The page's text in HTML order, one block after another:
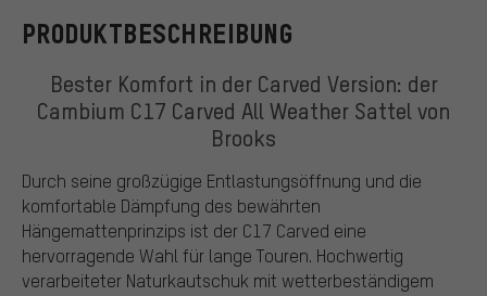
PRODUKTBESCHREIBUNG
Bester Komfort in der Carved Version: der
Cambium C17 Carved All Weather Sattel von
Brooks
Durch seine großzügige Entlastungsöffnung und die
komfortable Dämpfung des bewährten
Hängemattenprinzips ist der C17 Carved eine
hervorragende Wahl für lange Touren. Hochwertig
verarbeiteter Naturkautschuk mit wetterbeständigem